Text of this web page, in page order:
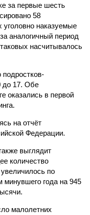
за первые шесть
58
наказуемые
аналогичный период
насчитывалось
до 17. Обе
оказались в первой
на отчёт
Федерации.
выглядит
количество
по
года на 945
малолетних